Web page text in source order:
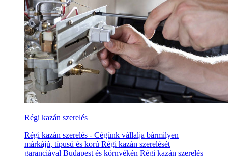
Régi kazán szerelés
Régi kazán szerelés - Cégünk vállalja bármilyen
márkájú, típusú és korú Régi kazán szerelését
garanciával Budapest és környékén Régi kazán szerelés